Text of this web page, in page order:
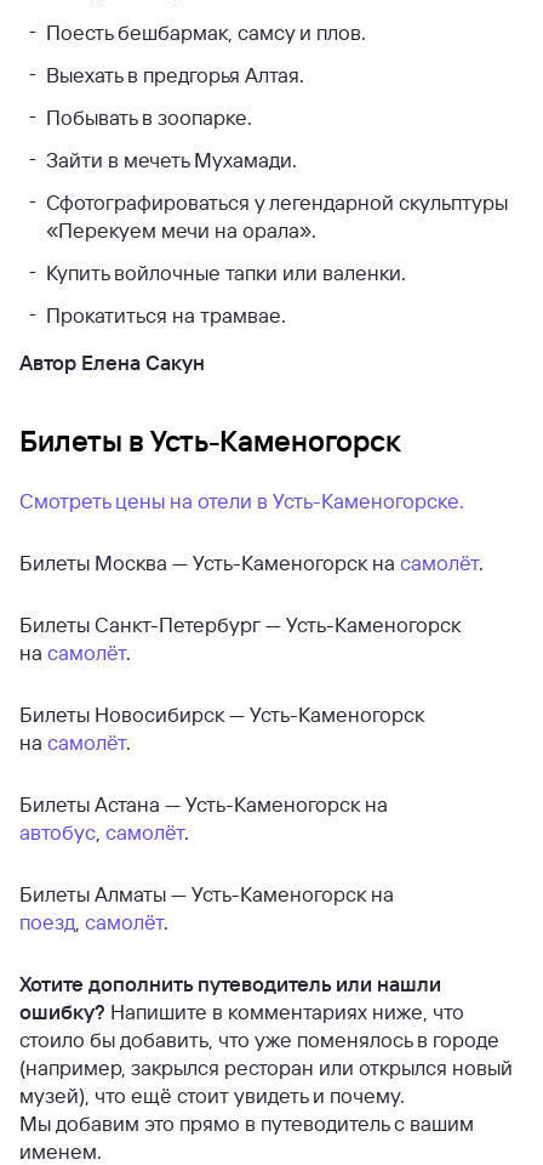
Поесть бешбармак, самсу и плов.
Выехать в предгорья Алтая.
Побывать в зоопарке.
Зайти в мечеть Мухамади.
Сфотографироваться у легендарной скульптуры
«Перекуем мечи на орала».
Купить войлочные тапки или валенки.
Прокатиться на трамвае.
Автор Елена Сакун
Билеты в Усть-Каменогорск
Смотреть цены на отели в Усть-Каменогорске.
Билеты Москва — Усть-Каменогорск на самолёт.
Билеты Санкт-Петербург — Усть-Каменогорск
на самолёт.
Билеты Новосибирск — Усть-Каменогорск
на самолёт.
Билеты Астана — Усть-Каменогорск на
автобус самолёт.
Билеты Алматы — Усть-Каменогорск на
поезд самолёт.
Хотите дополнить путеводитель или нашли
ошибку? Напишите в комментариях ниже, что
стоило бы добавить, что уже поменялось в городе
(например, закрылся ресторан или открылся новый
музей), что ещё стоит увидеть и почему.
Мы добавим это прямо в путеводитель с вашим
именем.